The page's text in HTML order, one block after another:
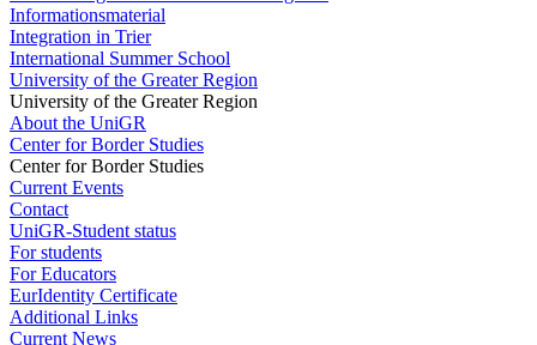
Informationsmaterial
Integration in Trier
International Summer School
University of the Greater Region
University of the Greater Region
About the UniGR
Center for Border Studies
Center for Border Studies
Current Events
Contact
UniGR-Student status
For students
For Educators
EurIdentity Certificate
Additional Links
Current News